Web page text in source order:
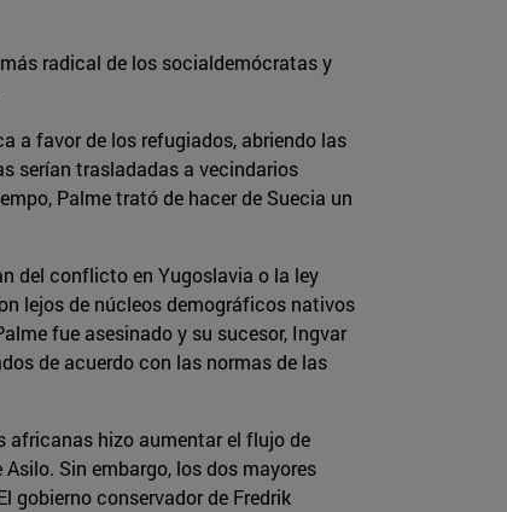
radical de los socialdemócratas y
a favor de los refugiados, abriendo las
serían trasladadas a vecindarios
Palme trató de hacer de Suecia un
del conflicto en Yugoslavia o la ley
lejos de núcleos demográficos nativos
fue asesinado y su sucesor, Ingvar
de acuerdo con las normas de las
africanas hizo aumentar el flujo de
Sin embargo, los dos mayores
gobierno conservador de Fredrik